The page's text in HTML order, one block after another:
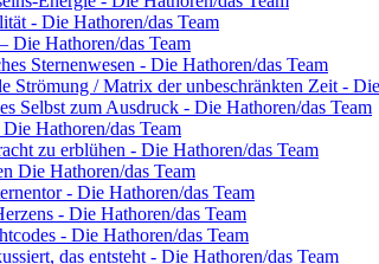
- Die Hathoren/das Team
Die Hathoren/das Team
Sternenwesen - Die Hathoren/das Team
Strömung / Matrix der unbeschränkten Zeit -
Selbst zum Ausdruck - Die Hathoren/das Team
Hathoren/das Team
zu erblühen - Die Hathoren/das Team
Die Hathoren/das Team
- Die Hathoren/das Team
- Die Hathoren/das Team
- Die Hathoren/das Team
das entsteht - Die Hathoren/das Team